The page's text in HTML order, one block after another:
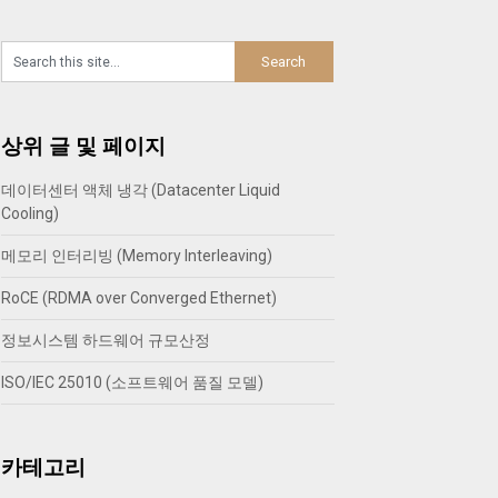
상위 글 및 페이지
데이터센터 액체 냉각 (Datacenter Liquid
Cooling)
메모리 인터리빙 (Memory Interleaving)
RoCE (RDMA over Converged Ethernet)
정보시스템 하드웨어 규모산정
ISO/IEC 25010 (소프트웨어 품질 모델)
카테고리